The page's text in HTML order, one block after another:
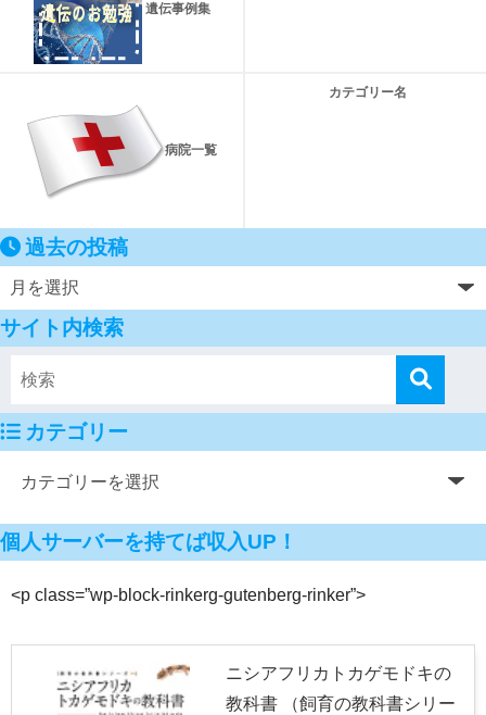
遺伝事例集
病院一覧
カテゴリー名
過去の投稿
サイト内検索
カテゴリー
個人サーバーを持てば収入UP！
<p class=”wp-block-rinkerg-gutenberg-rinker”>
ニシアフリカトカゲモドキの
教科書 （飼育の教科書シリー